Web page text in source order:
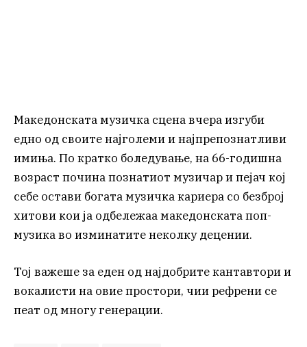
Македонската музичка сцена вчера изгуби
едно од своите најголеми и најпрепознатливи
имиња. По кратко боледување, на 66-годишна
возраст почина познатиот музичар и пејач кој
себе остави богата музичка кариера со безброј
хитови кои ја одбележаа македонската поп-
музика во изминатите неколку децении.
Тој важеше за еден од најдобрите кантавтори и
вокалисти на овие простори, чии рефрени се
пеат од многу генерации.